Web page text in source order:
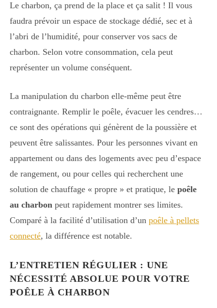
Le charbon, ça prend de la place et ça salit ! Il vous
faudra prévoir un espace de stockage dédié, sec et à
l’abri de l’humidité, pour conserver vos sacs de
charbon. Selon votre consommation, cela peut
représenter un volume conséquent.
La manipulation du charbon elle-même peut être
contraignante. Remplir le poêle, évacuer les cendres…
ce sont des opérations qui génèrent de la poussière et
peuvent être salissantes. Pour les personnes vivant en
appartement ou dans des logements avec peu d’espace
de rangement, ou pour celles qui recherchent une
solution de chauffage « propre » et pratique, le poêle
au charbon peut rapidement montrer ses limites.
Comparé à la facilité d’utilisation d’un poêle à pellets
connecté, la différence est notable.
L’ENTRETIEN RÉGULIER : UNE
NÉCESSITÉ ABSOLUE POUR VOTRE
POÊLE À CHARBON